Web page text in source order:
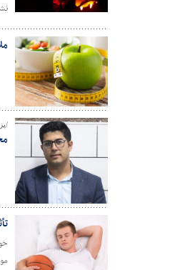
/